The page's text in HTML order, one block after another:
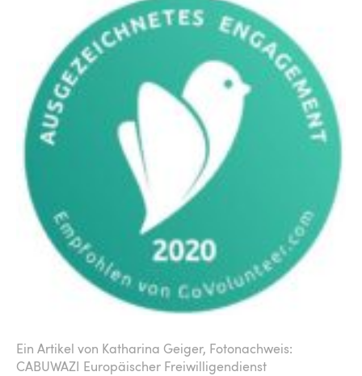
Ein Artikel von Katharina Geiger, Fotonachweis:
CABUWAZI Europäischer Freiwilligendienst